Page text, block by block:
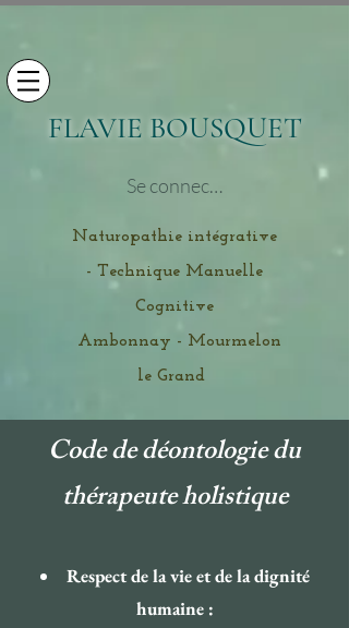
FLAVIE BOUSQUET
Se connecter
Naturopathie intégrative
- Technique Manuelle
Cognitive
Ambonnay - Mourmelon
le Grand
Code de déontologie du
thérapeute holistique
Respect de la vie et de la dignité
humaine :